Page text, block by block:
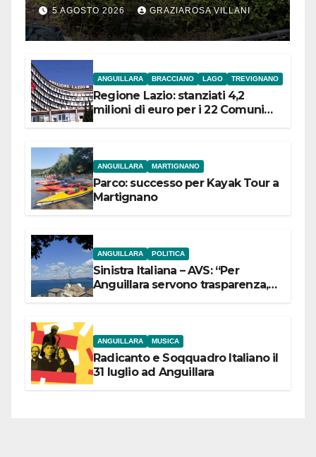
5 AGOSTO 2026 GRAZIAROSA VILLANI
ANGUILLARA BRACCIANO LAGO TREVIGNANO
Regione Lazio: stanziati 4,2
milioni di euro per i 22 Comuni
ANGUILLARA MARTIGNANO
Parco: successo per Kayak Tour a
Martignano
ANGUILLARA POLITICA
Sinistra Italiana – AVS: “Per
Anguillara servono trasparenza,
ANGUILLARA MUSICA
Radicanto e Soqquadro Italiano il
31 luglio ad Anguillara